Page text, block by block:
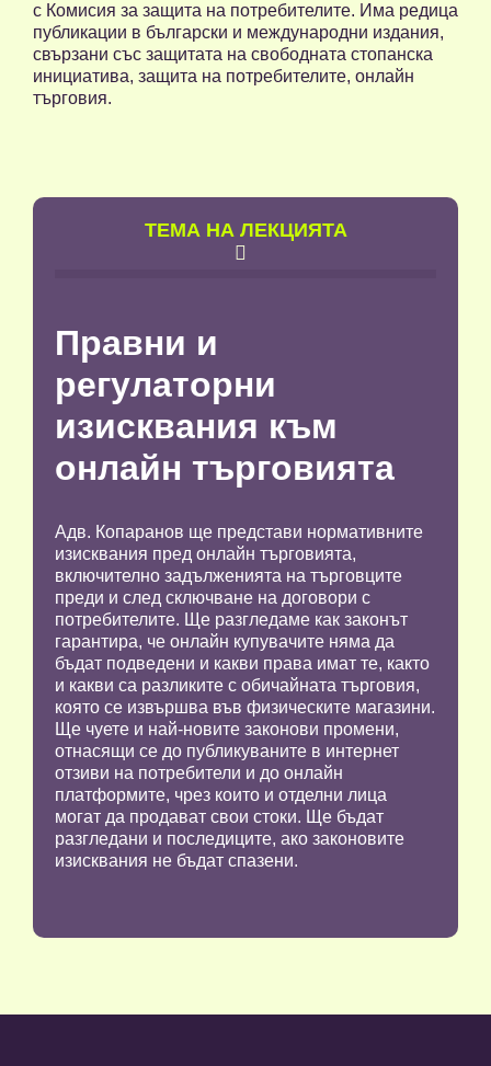
с Комисия за защита на потребителите. Има редица
публикации в български и международни издания,
свързани със защитата на свободната стопанска
инициатива, защита на потребителите, онлайн
търговия.
TЕМА НА ЛЕКЦИЯТА

Правни и
регулаторни
изисквания към
онлайн търговията
Адв. Копаранов ще представи нормативните
изисквания пред онлайн търговията,
включително задълженията на търговците
преди и след сключване на договори с
потребителите. Ще разгледаме как законът
гарантира, че онлайн купувачите няма да
бъдат подведени и какви права имат те, както
и какви са разликите с обичайната търговия,
която се извършва във физическите магазини.
Ще чуете и най-новите законови промени,
отнасящи се до публикуваните в интернет
отзиви на потребители и до онлайн
платформите, чрез които и отделни лица
могат да продават свои стоки. Ще бъдат
разгледани и последиците, ако законовите
изисквания не бъдат спазени.